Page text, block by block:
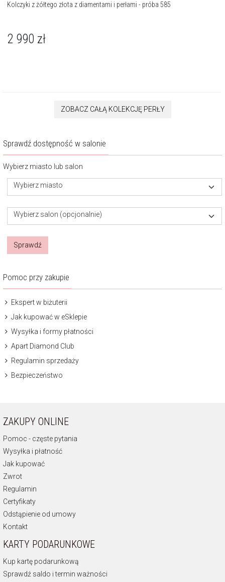
Kolczyki z żółtego złota z diamentami i perłami - próba 585
2 990 zł
ZOBACZ CAŁĄ KOLEKCJĘ PERŁY
Sprawdź dostępność w salonie
Wybierz miasto lub salon
Wybierz miasto
Wybierz salon (opcjonalnie)
Sprawdź
Pomoc przy zakupie
Ekspert w biżuterii
Jak kupować w eSklepie
Wysyłka i formy płatności
Apart Diamond Club
Regulamin sprzedaży
Bezpieczeństwo
ZAKUPY ONLINE
Pomoc - częste pytania
Wysyłka i płatność
Jak kupować
Zwrot
Regulamin
Certyfikaty
Odstąpienie od umowy
Kontakt
KARTY PODARUNKOWE
Kup kartę podarunkową
Sprawdź saldo i termin ważności